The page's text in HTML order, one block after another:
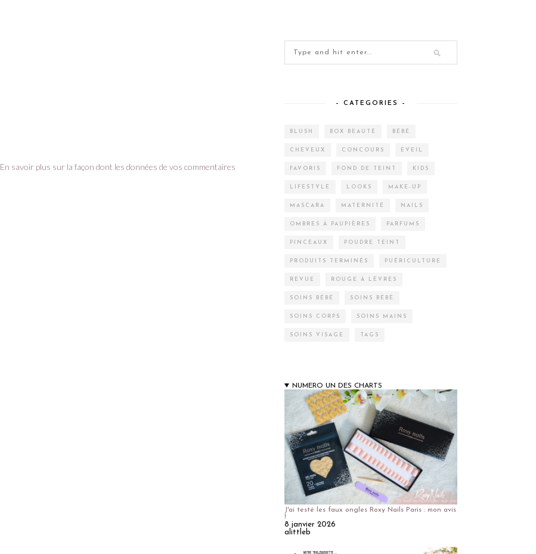
En savoir plus sur la façon dont les données de vos commentaires
– CATEGORIES –
BLUSH BOX BEAUTÉ BÉBÉ
CHEVEUX CONCOURS EVEIL
FAVORIS FOND DE TEINT KIDS
LIFESTYLE LOOKS MAKE-UP
MASCARA MATERNITÉ NAILS
OMBRES À PAUPIÈRES PARFUMS
PINCEAUX POUDRE TEINT
PRODUITS TERMINÉS PUÉRICULTURE
REVUE ROUGE À LÈVRES
SOINS BÉBÉ SOINS BÉBÉ
SOINS CORPS SOINS MAINS
SOINS VISAGE TAGS
NUMERO UN DES CHARTS
J'ai testé les faux ongles Roxy Nails Paris : mon avis
!
8 janvier 2026
alittleb